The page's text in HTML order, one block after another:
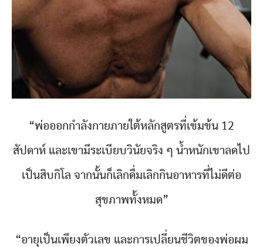
“พ่อออกกำลังกายภายใต้หลักสูตรที่เข้มข้น 12
สัปดาห์ และเขามีระเบียบวินัยจริง ๆ น้ำหนักเขาลดไป
เป็นสิบกิโล จากนั้นก็เลิกดื่มเลิกกินอาหารที่ไม่ดีต่อ
สุขภาพทั้งหมด”
“อายุเป็นเพียงตัวเลข และการเปลี่ยนชีวิตของพ่อผม